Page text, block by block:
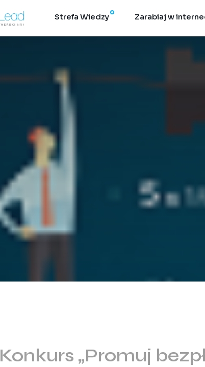
Strefa Wiedzy Zarabiaj w
Konkurs „Promuj